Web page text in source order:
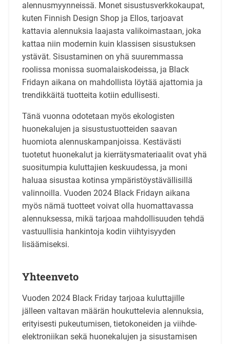
alennusmyynneissä. Monet sisustusverkkokaupat,
kuten Finnish Design Shop ja Ellos, tarjoavat
kattavia alennuksia laajasta valikoimastaan, joka
kattaa niin modernin kuin klassisen sisustuksen
ystävät. Sisustaminen on yhä suuremmassa
roolissa monissa suomalaiskodeissa, ja Black
Fridayn aikana on mahdollista löytää ajattomia ja
trendikkäitä tuotteita kotiin edullisesti.
Tänä vuonna odotetaan myös ekologisten
huonekalujen ja sisustustuotteiden saavan
huomiota alennuskampanjoissa. Kestävästi
tuotetut huonekalut ja kierrätysmateriaalit ovat yhä
suositumpia kuluttajien keskuudessa, ja moni
haluaa sisustaa kotinsa ympäristöystävällisillä
valinnoilla. Vuoden 2024 Black Fridayn aikana
myös nämä tuotteet voivat olla huomattavassa
alennuksessa, mikä tarjoaa mahdollisuuden tehdä
vastuullisia hankintoja kodin viihtyisyyden
lisäämiseksi.
Yhteenveto
Vuoden 2024 Black Friday tarjoaa kuluttajille
jälleen valtavan määrän houkuttelevia alennuksia,
erityisesti pukeutumisen, tietokoneiden ja viihde-
elektroniikan sekä huonekalujen ja sisustamisen